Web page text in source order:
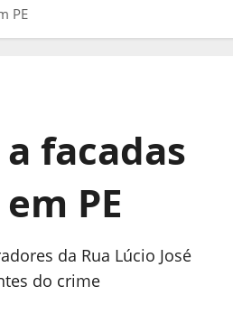
PE
facadas
PE
da Rua Lúcio José
do crime